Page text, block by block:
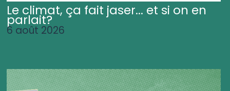
Le climat, ça fait jaser... et si on en
parlait?
6 août 2026